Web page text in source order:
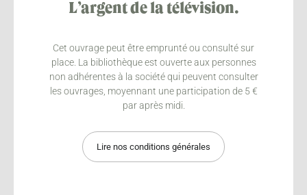
L’argent de la télévision.
Cet ouvrage peut être emprunté ou consulté sur
place. La bibliothèque est ouverte aux personnes
non adhérentes à la société qui peuvent consulter
les ouvrages, moyennant une participation de 5 €
par après midi.
Lire nos conditions générales